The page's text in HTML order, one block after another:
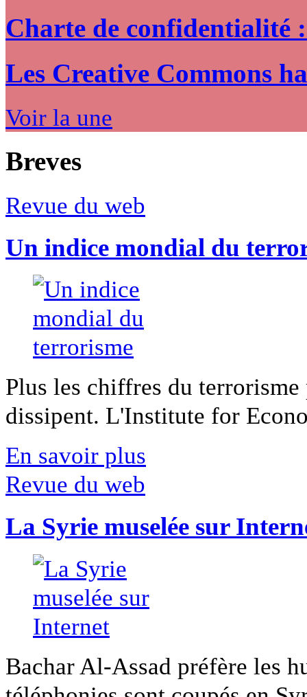
Charte de confidentialité
Les Creative Commons
Voir la une
Breves
Revue du web
Un indice mondial du
Plus les chiffres du
dissipent. L'Institute for
En savoir plus
Revue du web
La Syrie muselée sur
Bachar Al-Assad préfère les